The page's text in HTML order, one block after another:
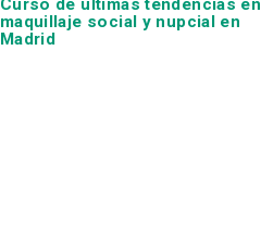
maquillaje social y nupcial en
Madrid